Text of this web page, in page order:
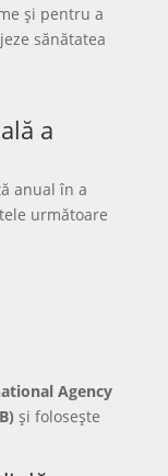
și pentru a
sănătatea
a
anual în a
următoare
Agency
și folosește